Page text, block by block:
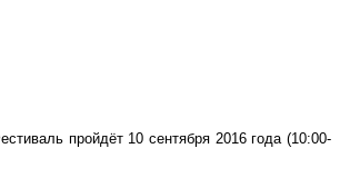
пройдёт 10 сентября 2016 года (10:00-